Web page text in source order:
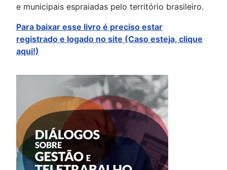
e municipais espraiadas pelo território brasileiro.
Para baixar esse livro é preciso estar
registrado e logado no site (Caso esteja, clique
aqui!)